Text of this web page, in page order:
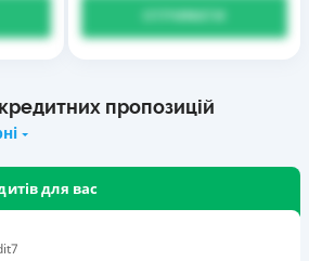
ОТРИМАТИ
пропозицій
для вас